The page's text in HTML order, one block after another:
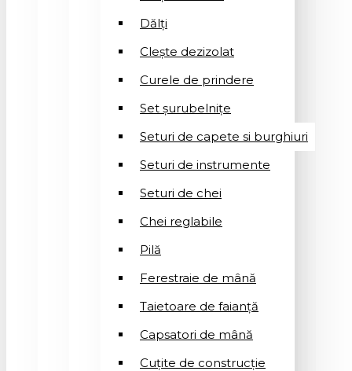
Dălți
Clește dezizolat
Curele de prindere
Set șurubelnițe
Seturi de capete si burghiuri
Seturi de instrumente
Seturi de chei
Chei reglabile
Pilă
Ferestraie de mână
Taietoare de faianță
Capsatori de mână
Cuțite de construcție